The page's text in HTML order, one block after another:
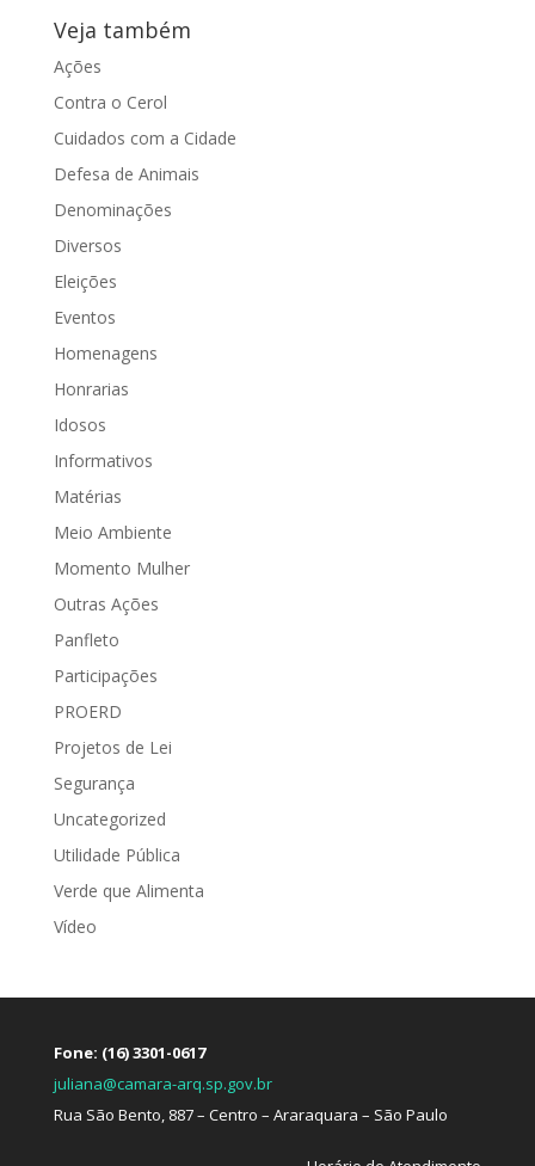
Veja também
Ações
Contra o Cerol
Cuidados com a Cidade
Defesa de Animais
Denominações
Diversos
Eleições
Eventos
Homenagens
Honrarias
Idosos
Informativos
Matérias
Meio Ambiente
Momento Mulher
Outras Ações
Panfleto
Participações
PROERD
Projetos de Lei
Segurança
Uncategorized
Utilidade Pública
Verde que Alimenta
Vídeo
Fone: (16) 3301-0617
juliana@camara-arq.sp.gov.br
Rua São Bento, 887 – Centro – Araraquara – São Paulo